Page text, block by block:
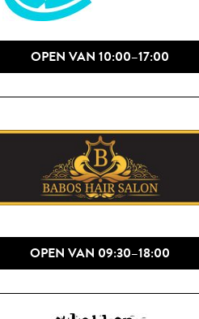
OPEN VAN 10:00–17:00
OPEN VAN 09:30–18:00